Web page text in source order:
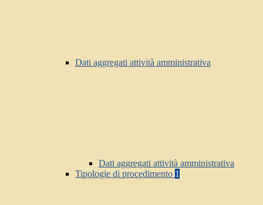
Dati aggregati attività amministrativa
Dati aggregati attività amministrativa
Tipologie di procedimento 1